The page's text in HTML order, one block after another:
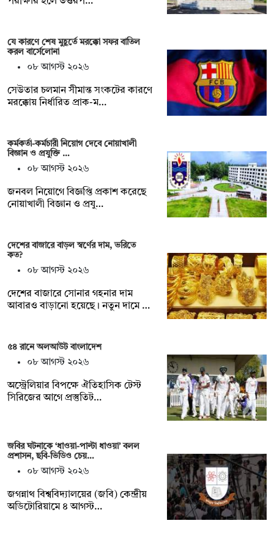
যে কারণে শেষ মুহূর্তে মরক্কো সফর বাতিল
করল বার্সেলোনা
০৮ আগস্ট ২০২৬
সেউতার চলমান সীমান্ত সংকটের কারণে
মরক্কোয় নির্ধারিত প্রাক-ম…
কর্মকর্তা-কর্মচারী নিয়োগ দেবে নোয়াখালী
বিজ্ঞান ও প্রযুক্তি …
০৮ আগস্ট ২০২৬
জনবল নিয়োগে বিজ্ঞপ্তি প্রকাশ করেছে
নোয়াখালী বিজ্ঞান ও প্রযু…
দেশের বাজারে বাড়ল স্বর্ণের দাম, ভরিতে
কত?
০৮ আগস্ট ২০২৬
দেশের বাজারে সোনার গহনার দাম
আবারও বাড়ানো হয়েছে। নতুন দামে …
৫৪ রানে অলআউট বাংলাদেশ
০৮ আগস্ট ২০২৬
অস্ট্রেলিয়ার বিপক্ষে ঐতিহাসিক টেস্ট
সিরিজের আগে প্রস্তুতিট…
জবির ঘটনাকে ‘ধাওয়া-পাল্টা ধাওয়া’ বলল
প্রশাসন, ছবি-ভিডিও চেয়…
০৮ আগস্ট ২০২৬
জগন্নাথ বিশ্ববিদ্যালয়ের (জবি) কেন্দ্রীয়
অডিটোরিয়ামে ৪ আগস্ট…